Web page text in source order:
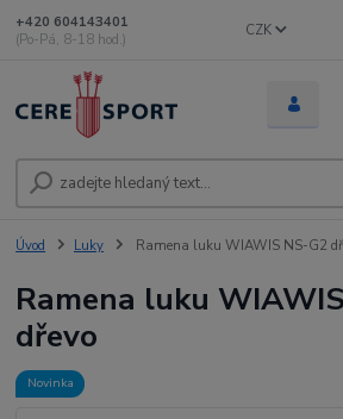
CZK
+420 604143401
(Po-Pá, 8-18 hod.)
Úvod Luky Ramena luku WIAWIS NS-G2
Ramena luku
dřevo
Novinka